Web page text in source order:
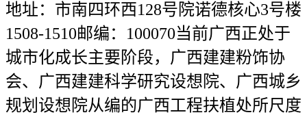
地址：市南四环西128号院诺德核心3号楼
1508-1510邮编：100070当前广西正处于
城市化成长主要阶段，广西建建粉饰协
会、广西建建科学研究设想院、广西城乡
规划设想院从编的广西工程扶植处所尺度